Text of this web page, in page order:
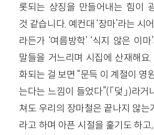
롯되는 상징을 만들어내는 힘이
것 같습니다. 예컨대 ‘장마’라는 시
라든가 ‘여름방학’ ‘식지 않은 이
말들을 거느리며 시집에 산재해요
화되는 걸 보면 “문득 이 계절이 영
는다는 느낌이 들었다”(「덫」)라거
쳐도 우리의 장마철은 끝나지 않는
라고 하며 아픈 시절을 훑기도 하고